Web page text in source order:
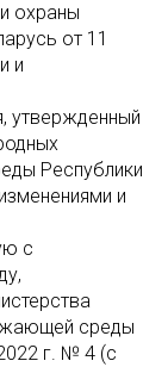
охраны
от 11
и
утвержденный
Республики
и
с
среды
г. № 4 (с